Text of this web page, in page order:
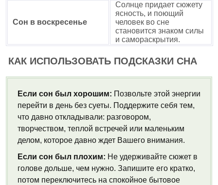
Сон в воскресенье
Солнце придает сюжету
ясность, и поющий
человек во сне
становится знаком силы
и самораскрытия.
КАК ИСПОЛЬЗОВАТЬ ПОДСКАЗКИ СНА
Если сон был хорошим: Позвольте этой энергии
перейти в день без суеты. Поддержите себя тем,
что давно откладывали: разговором,
творчеством, теплой встречей или маленьким
делом, которое давно ждет Вашего внимания.
Если сон был плохим: Не удерживайте сюжет в
голове дольше, чем нужно. Запишите его кратко,
потом переключитесь на спокойное бытовое